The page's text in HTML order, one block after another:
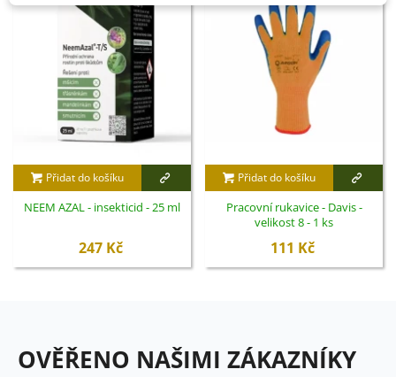
Přidat do košíku
NEEM AZAL - insekticid - 25 ml
247 Kč
Přidat do košíku
Pracovní rukavice - Davis -
velikost 8 - 1 ks
111 Kč
OVĚŘENO NAŠIMI ZÁKAZNÍKY